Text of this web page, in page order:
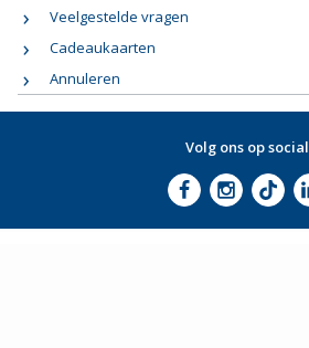
Veelgestelde vragen
Cadeaukaarten
Annuleren
Volg ons op social